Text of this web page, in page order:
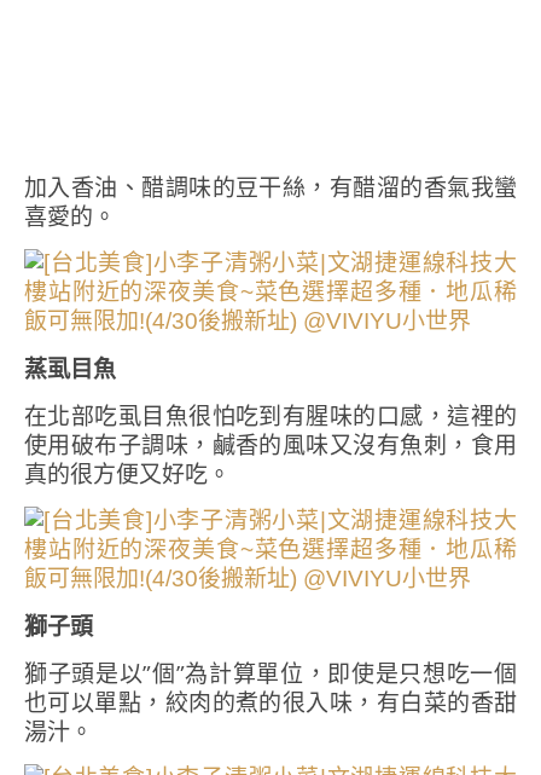
加入香油、醋調味的豆干絲，有醋溜的香氣我蠻
喜愛的。
蒸虱目魚
在北部吃虱目魚很怕吃到有腥味的口感，這裡的
使用破布子調味，鹹香的風味又沒有魚刺，食用
真的很方便又好吃。
獅子頭
獅子頭是以”個”為計算單位，即使是只想吃一個
也可以單點，絞肉的煮的很入味，有白菜的香甜
湯汁。